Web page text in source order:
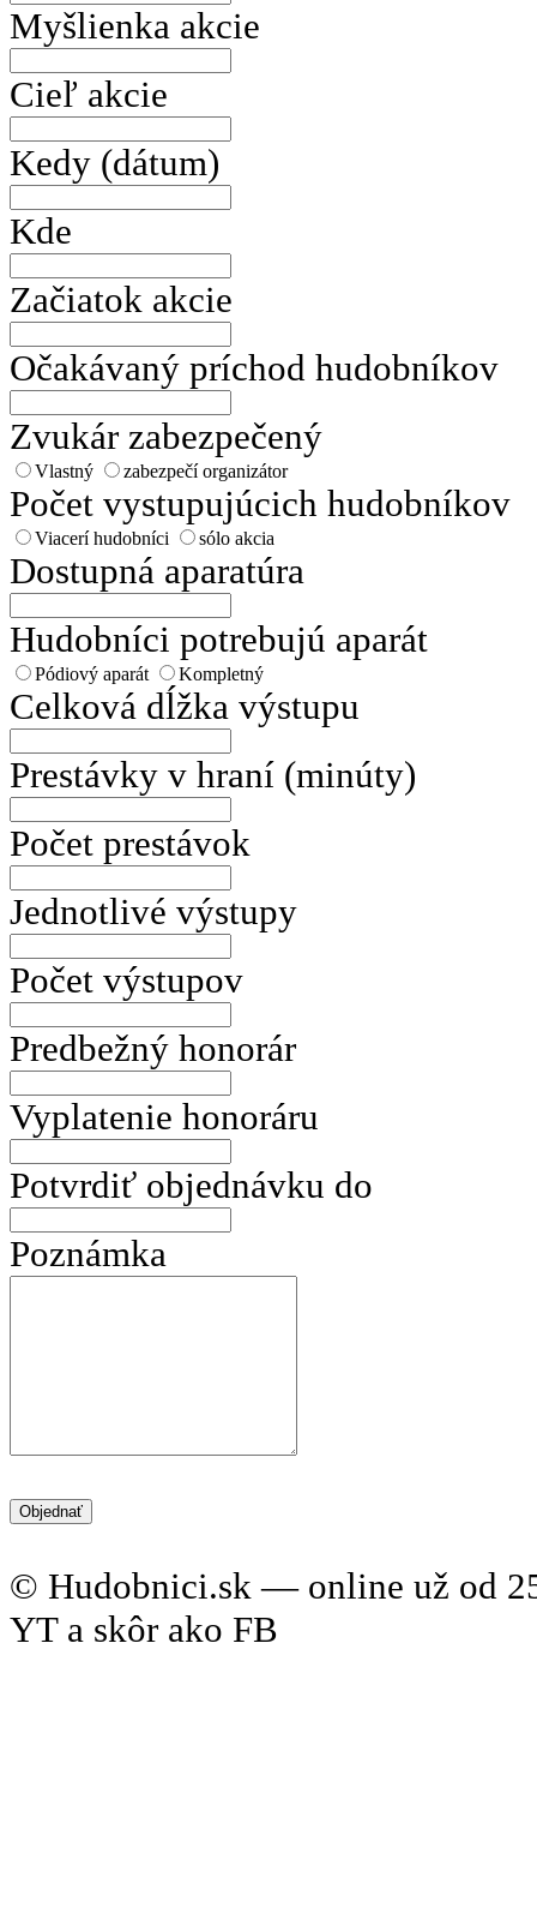
Myšlienka akcie
Cieľ akcie
Kedy (dátum)
Kde
Začiatok akcie
Očakávaný príchod hudobníkov
Zvukár zabezpečený
Vlastný zabezpečí organizátor
Počet vystupujúcich hudobníkov
Viacerí hudobníci sólo akcia
Dostupná aparatúra
Hudobníci potrebujú aparát
Pódiový aparát Kompletný
Celková dĺžka výstupu
Prestávky v hraní (minúty)
Počet prestávok
Jednotlivé výstupy
Počet výstupov
Predbežný honorár
Vyplatenie honoráru
Potvrdiť objednávku do
Poznámka
© Hudobnici.sk — online už od
YT a skôr ako FB